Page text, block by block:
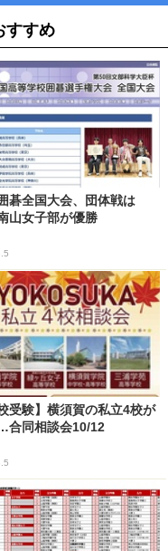
すすめ
碁全国大会、団体戦は
山女子部が優勝
受験】横須賀の私立4校が
合同相談会10/12